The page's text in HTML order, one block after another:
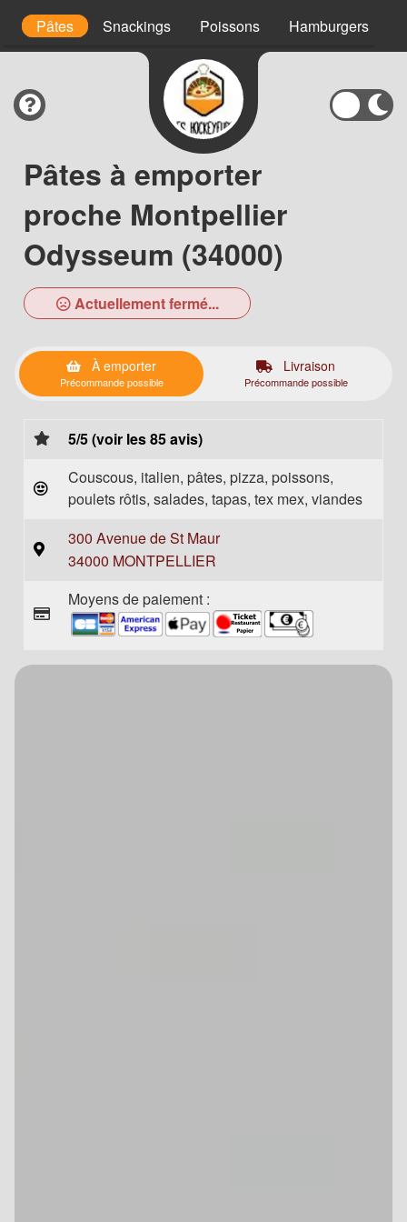
Pâtes Snackings Poissons Hamburgers
Pâtes à emporter
proche Montpellier
Odysseum (34000)
Actuellement fermé...
À emporter
Précommande possible
Livraison
Précommande possible
5/5 (voir les 85 avis)
Couscous, italien, pâtes, pizza, poissons,
poulets rôtis, salades, tapas, tex mex, viandes
300 Avenue de St Maur
34000 MONTPELLIER
Moyens de paiement :